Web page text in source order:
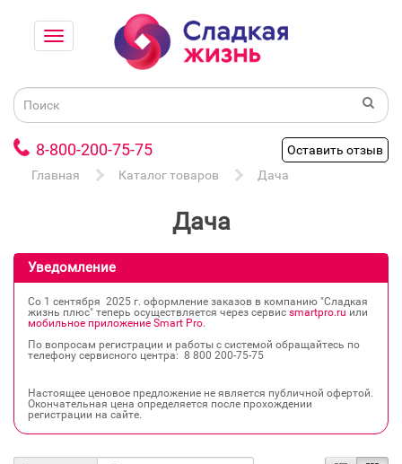
8-800-200-75-75
Оставить отзыв
Главная
Каталог товаров Дача
Дача
Уведомление
Со 1 сентября 2025 г. оформление заказов в компанию "Сладкая
жизнь плюс" теперь осуществляется через сервис smartpro.ru или
мобильное приложение Smart Pro.
По вопросам регистрации и работы с системой обращайтесь по
телефону сервисного центра: 8 800 200‐75‐75
Настоящее ценовое предложение не является публичной офертой.
Окончательная цена определяется после прохождении
регистрации на сайте.